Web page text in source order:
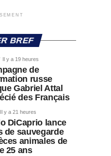
BREF
Il y a 19 heures
de
russe
Gabriel Attal
des Français
Il y a 21 heures
DiCaprio lance
de sauvegarde
animales de
25 ans